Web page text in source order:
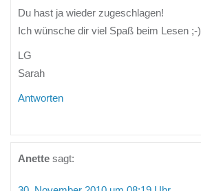
Du hast ja wieder zugeschlagen!
Ich wünsche dir viel Spaß beim Lesen ;-)
LG
Sarah
Antworten
Anette sagt: